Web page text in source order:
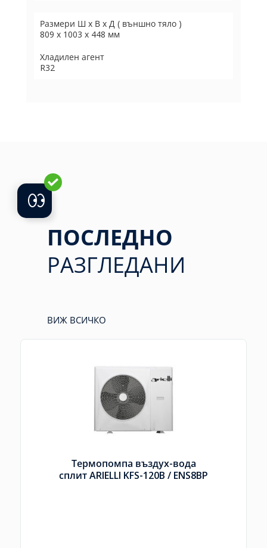
Размери Ш х В х Д ( външно тяло )
809 х 1003 х 448 мм
Хладилен агент
R32
ПОСЛЕДНО
РАЗГЛЕДАНИ
ВИЖ ВСИЧКО
Термопомпа въздух-вода
сплит ARIELLI KFS-120B / ENS8BP